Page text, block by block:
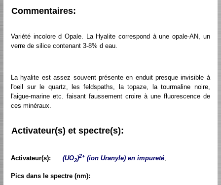
Commentaires:
Variété incolore d Opale. La Hyalite correspond à une opale-AN, un
verre de silice contenant 3-8% d eau.
La hyalite est assez souvent présente en enduit presque invisible à
l'oeil sur le quartz, les feldspaths, la topaze, la tourmaline noire,
l'aigue-marine etc. faisant faussement croire à une fluorescence de
ces minéraux.
Activateur(s) et spectre(s):
Activateur(s): (UO2)2+(ion Uranyle) en impureté
Pics dans le spectre (nm):